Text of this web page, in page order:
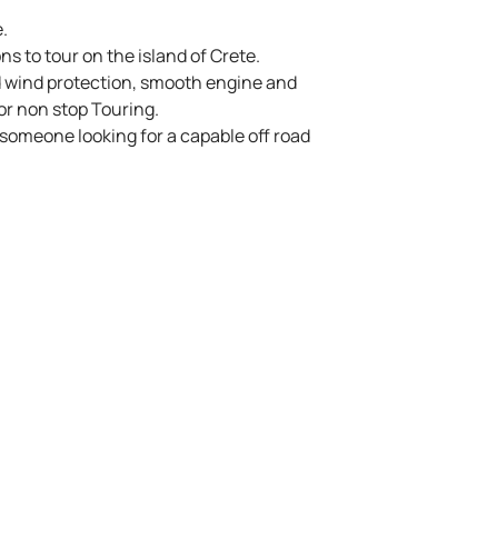
to tour on the island of Crete.
protection, smooth engine and
non stop Touring.
looking for a capable off road